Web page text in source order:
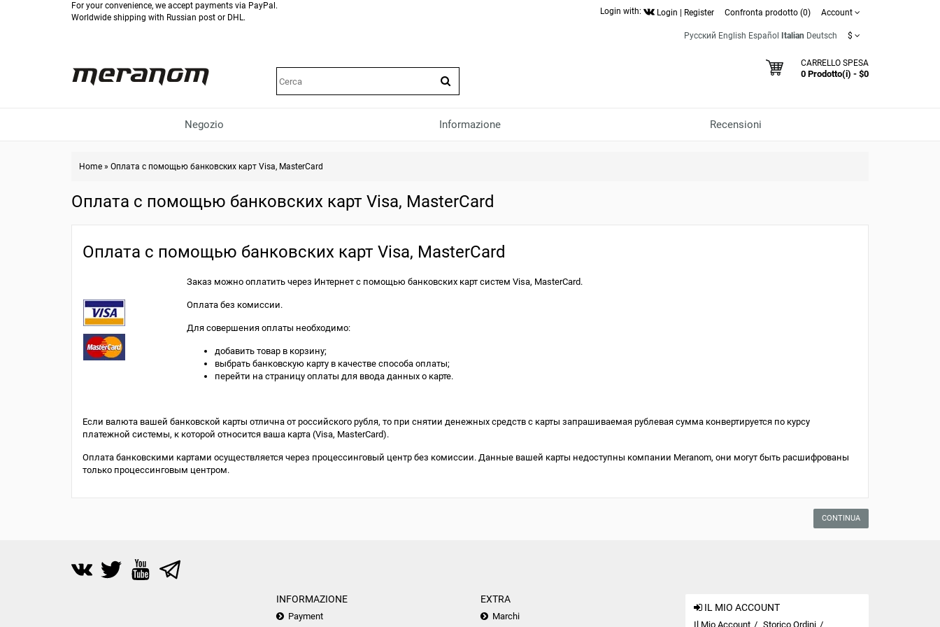
For your convenience, we accept payments via PayPal.
Worldwide shipping with Russian post or DHL.
Login with: Login Register Confronta prodotto (0) Account
Русский English Español Italian Deutsch $
CARRELLO SPESA
0 Prodotto(i) - $0
Negozio Informazione Recensioni
Home » Оплата с помощью банковских карт Visa, MasterCard
Оплата с помощью банковских карт Visa, MasterCard
Оплата с помощью банковских карт Visa, MasterCard
Заказ можно оплатить через Интернет с помощью банковских карт систем Visa, MasterCard.
Оплата без комиссии.
Для совершения оплаты необходимо:
добавить товар в корзину;
выбрать банковскую карту в качестве способа оплаты;
перейти на страницу оплаты для ввода данных о карте.
Если валюта вашей банковской карты отлична от российского рубля, то при снятии денежных средств с карты запрашиваемая рублевая сумма конвертируется по курсу
платежной системы, к которой относится ваша карта (Visa, MasterCard).
Оплата банковскими картами осуществляется через процессинговый центр без комиссии. Данные вашей карты недоступны компании Meranom, они могут быть расшифрованы
только процессинговым центром.
CONTINUA
INFORMAZIONE
Payment
EXTRA
Marchi
IL MIO ACCOUNT
Il Mio Account Storico Ordini